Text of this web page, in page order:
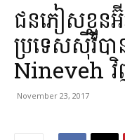
ជនភៀសខ្លួន
ប្រទេសស៊ីរីប
Nineveh
November 23, 2017